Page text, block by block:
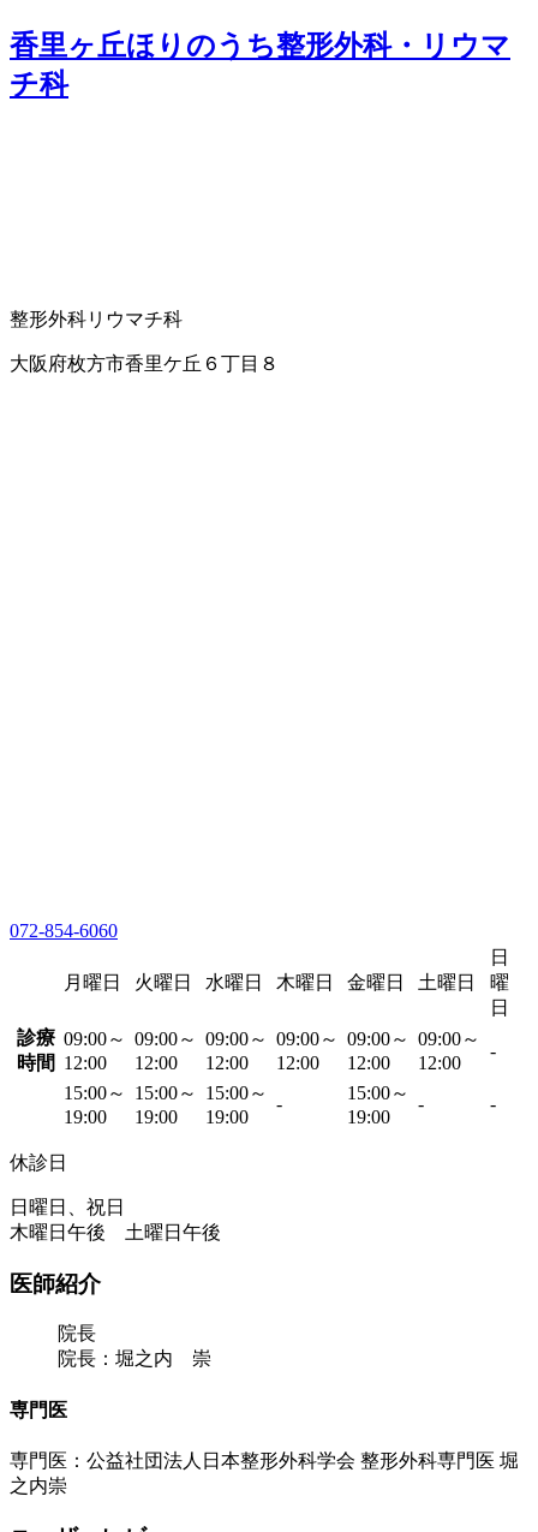
香里ヶ丘ほりのうち整形外科・リウマ
チ科
整形外科リウマチ科
大阪府枚方市香里ケ丘６丁目８
072-854-6060
月曜日 火曜日 水曜日 木曜日 金曜日 土曜日
日
曜
日
診療
時間
09:00～
12:00
09:00～
12:00
09:00～
12:00
09:00～
12:00
09:00～
12:00
09:00～
12:00
-
15:00～
19:00
15:00～
19:00
15:00～
19:00
-
15:00～
19:00
- -
休診日
日曜日、祝日
木曜日午後 土曜日午後
医師紹介
院長
院長：堀之内 崇
専門医
専門医：公益社団法人日本整形外科学会 整形外科専門医 堀
之内崇